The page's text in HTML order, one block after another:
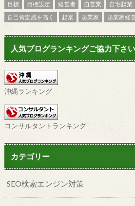
目標
目標設定 経営者 自営業 自宅起業
自己肯定感を高く
起業 起業家 起業家経
人気ブログランキングご協力下さ
沖縄ランキング
コンサルタントランキング
カテゴリー
SEO検索エンジン対策